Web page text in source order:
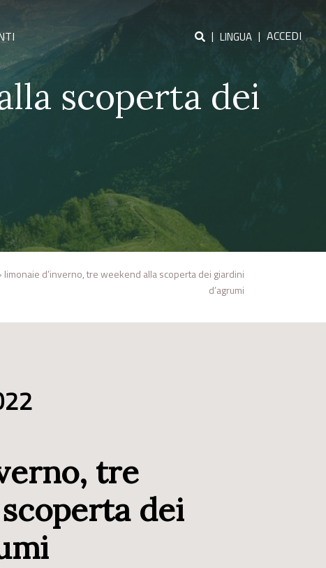
| LINGUA | ACCEDI
scoperta dei
limonaie d’inverno, tre weekend alla scoperta dei giardini
d’agrumi
tre
dei